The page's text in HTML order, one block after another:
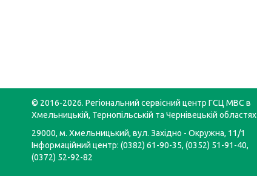
© 2016-2026. Регіональний сервісний центр ГСЦ МВС в
Хмельницькій, Тернопільській та Чернівецькій областях
29000, м. Хмельницький, вул. Західно - Окружна, 11/1
Інформаційний центр: (0382) 61-90-35, (0352) 51-91-40,
(0372) 52-92-82